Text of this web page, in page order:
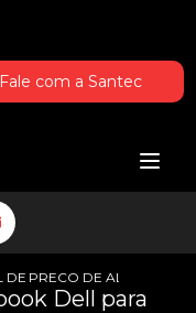
Fale com a Santec
DELL
DE NOTEBOOK DELL PARA
PRECO DE ALUGUEL
Dell para